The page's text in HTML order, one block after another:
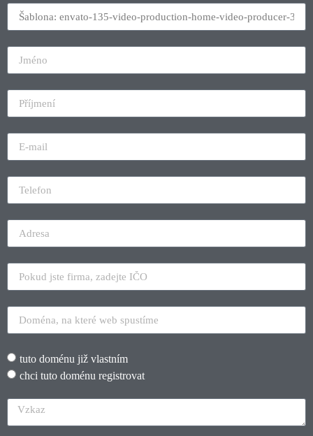
tuto doménu již vlastním
chci tuto doménu registrovat